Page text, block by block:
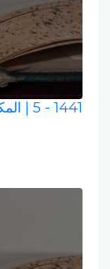
1441 - 5
|